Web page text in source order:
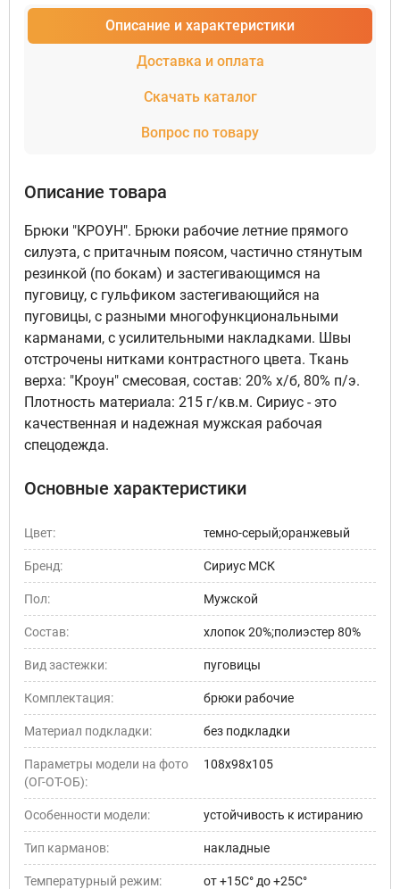
Описание и характеристики
Доставка и оплата
Скачать каталог
Вопрос по товару
Описание товара
Брюки "КРОУН". Брюки рабочие летние прямого
силуэта, с притачным поясом, частично стянутым
резинкой (по бокам) и застегивающимся на
пуговицу, с гульфиком застегивающийся на
пуговицы, с разными многофункциональными
карманами, с усилительными накладками. Швы
отстрочены нитками контрастного цвета. Ткань
верха: "Кроун" смесовая, состав: 20% х/б, 80% п/э.
Плотность материала: 215 г/кв.м. Сириус - это
качественная и надежная мужская рабочая
спецодежда.
Основные характеристики
Цвет: темно-серый;оранжевый
Бренд: Сириус МСК
Пол: Мужской
Состав: хлопок 20%;полиэстер 80%
Вид застежки: пуговицы
Комплектация: брюки рабочие
Материал подкладки: без подкладки
Параметры модели на фото
(ОГ-ОТ-ОБ):
108х98х105
Особенности модели: устойчивость к истиранию
Тип карманов: накладные
Температурный режим: от +15С° до +25С°